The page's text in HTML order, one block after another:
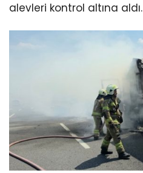
alevleri kontrol altına aldı.